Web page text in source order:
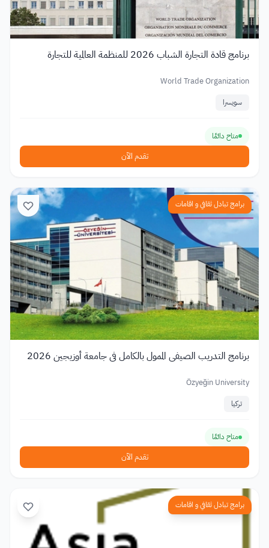
برنامج قادة التجارة الشباب 2026 للمنظمة العالمية للتجارة
World Trade Organization
سويسرا
متاح دائمًا
تقدم الآن
برامج تبادل ثقافي و اقامات
برنامج التدريب الصيفي الممول بالكامل في جامعة أوزيجين 2026
Özyeğin University
تركيا
متاح دائمًا
تقدم الآن
برامج تبادل ثقافي و اقامات